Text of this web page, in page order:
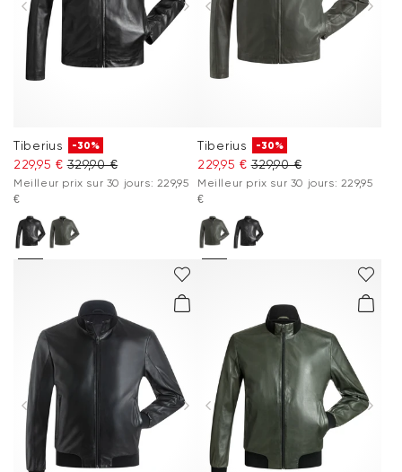
Tiberius -30%
229,95 € 329,90 €
Meilleur prix sur 30 jours: 229,95
€
Tiberius -30%
229,95 € 329,90 €
Meilleur prix sur 30 jours: 229,95
€